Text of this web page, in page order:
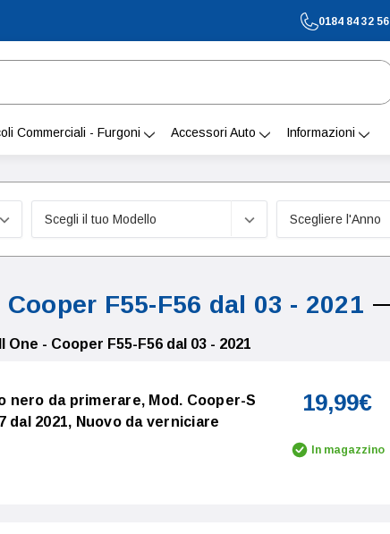
0184 84 32 56
Commerciali - Furgoni Accessori Auto Informazioni
Cooper F55-F56 dal 03 - 2021
One - Cooper F55-F56 dal 03 - 2021
da primerare, Mod. Cooper-S
dal 2021, Nuovo da verniciare
19,99€
In magazzino